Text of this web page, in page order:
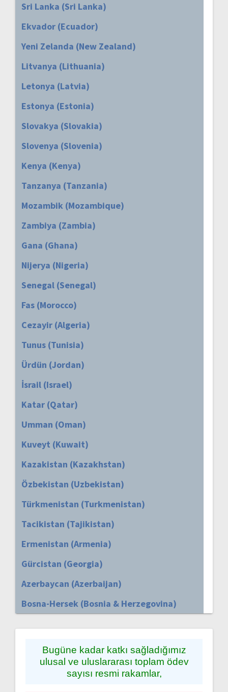
Sri Lanka (Sri Lanka)
Ekvador (Ecuador)
Yeni Zelanda (New Zealand)
Litvanya (Lithuania)
Letonya (Latvia)
Estonya (Estonia)
Slovakya (Slovakia)
Slovenya (Slovenia)
Kenya (Kenya)
Tanzanya (Tanzania)
Mozambik (Mozambique)
Zambiya (Zambia)
Gana (Ghana)
Nijerya (Nigeria)
Senegal (Senegal)
Fas (Morocco)
Cezayir (Algeria)
Tunus (Tunisia)
Ürdün (Jordan)
İsrail (Israel)
Katar (Qatar)
Umman (Oman)
Kuveyt (Kuwait)
Kazakistan (Kazakhstan)
Özbekistan (Uzbekistan)
Türkmenistan (Turkmenistan)
Tacikistan (Tajikistan)
Ermenistan (Armenia)
Gürcistan (Georgia)
Azerbaycan (Azerbaijan)
Bosna-Hersek (Bosnia & Herzegovina)
Bugüne kadar katkı sağladığımız
ulusal ve uluslararası toplam ödev
sayısı resmi rakamlar,